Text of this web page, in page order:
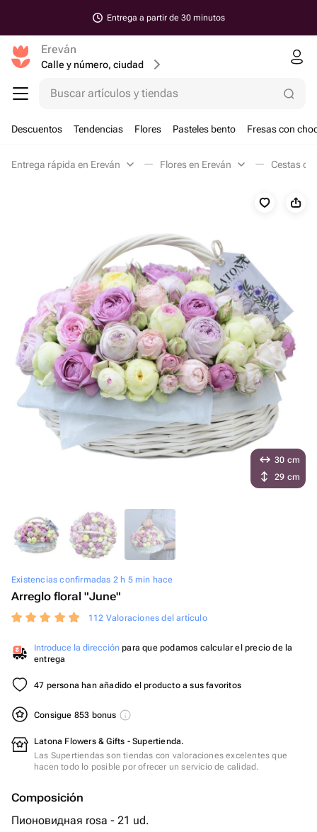
Entrega a partir de 30 minutos
Ereván
Calle y número, ciudad
Buscar artículos y tiendas
Descuentos Tendencias Flores Pasteles bento Fresas con
Entrega rápida en Ereván Flores en Ereván Cestas de
Existencias confirmadas 2 h 5 min hace
Arreglo floral "June"
112 Valoraciones del artículo
Introduce la dirección para que podamos calcular el precio de la
entrega
47 persona han añadido el producto a sus favoritos
Consigue 853 bonus
Latona Flowers & Gifts - Supertienda.
Las Supertiendas son tiendas con valoraciones excelentes que
hacen todo lo posible por ofrecer un servicio de calidad.
Composición
Пионовидная rosa - 21 ud.
30 cm
29 cm